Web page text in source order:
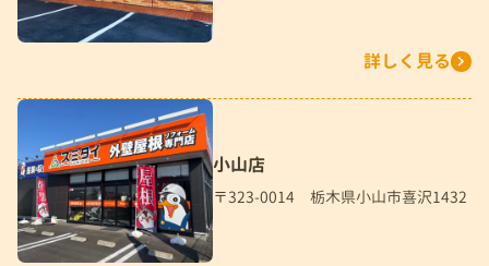
詳しく見る
小山店
〒323-0014 栃木県小山市喜沢1432